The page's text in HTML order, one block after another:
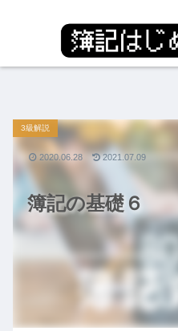
簿記の基礎６
3級解説
2020.06.28 2021.07.09